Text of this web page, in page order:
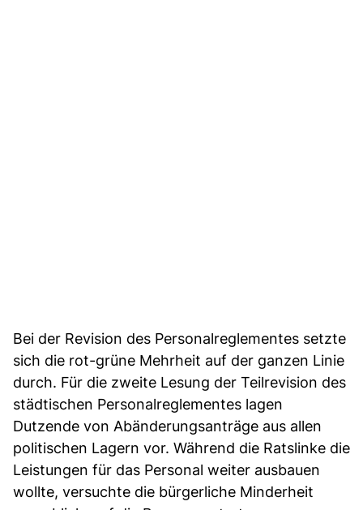
Bei der Revision des Personalreglementes setzte
sich die rot-grüne Mehrheit auf der ganzen Linie
durch. Für die zweite Lesung der Teilrevision des
städtischen Personalreglementes lagen
Dutzende von Abänderungsanträge aus allen
politischen Lagern vor. Während die Ratslinke die
Leistungen für das Personal weiter ausbauen
wollte, versuchte die bürgerliche Minderheit